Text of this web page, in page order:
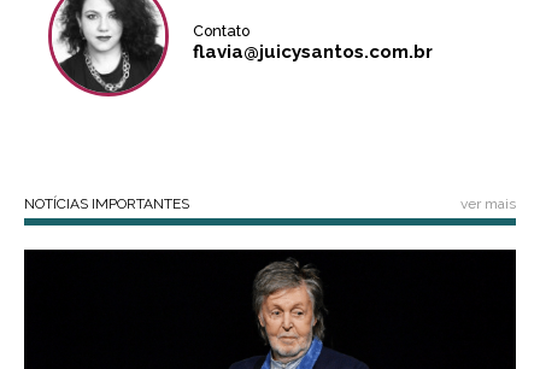
Contato
flavia@juicysantos.com.br
NOTÍCIAS IMPORTANTES ver mais